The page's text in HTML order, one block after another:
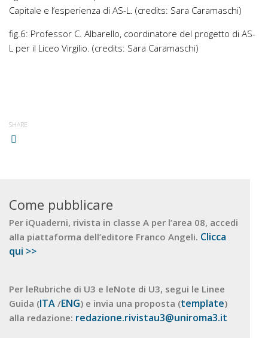
Capitale e l’esperienza di AS-L. (credits: Sara Caramaschi)
fig.6: Professor C. Albarello, coordinatore del progetto di AS-
L per il Liceo Virgilio. (credits: Sara Caramaschi)
SHARE
Come pubblicare
Per iQuaderni, rivista in classe A per l’area 08, accedi
alla piattaforma dell’editore Franco Angeli. Clicca
qui >>
Per leRubriche di U3 e leNote di U3, segui le Linee
Guida (ITA /ENG) e invia una proposta (template)
alla redazione: redazione.rivistau3@uniroma3.it